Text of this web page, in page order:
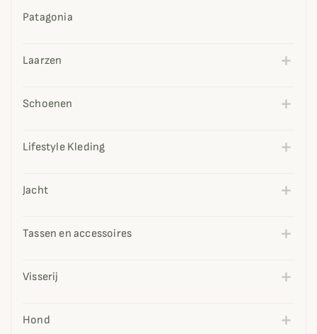
Patagonia
Laarzen
Schoenen
Lifestyle Kleding
Jacht
Tassen en accessoires
Visserij
Hond